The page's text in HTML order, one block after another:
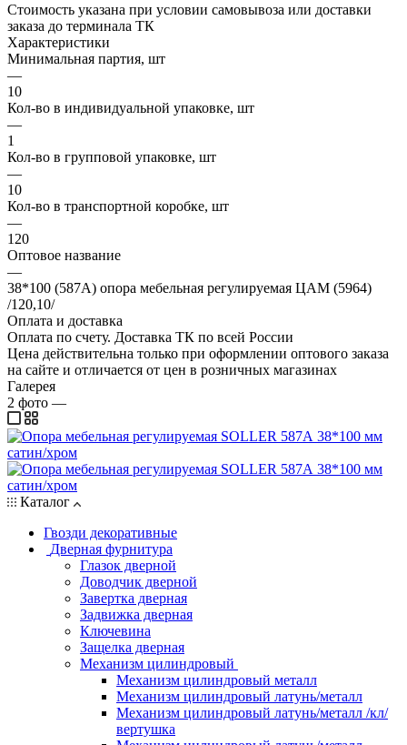
Стоимость указана при условии самовывоза или доставки
заказа до терминала ТК
Характеристики
Минимальная партия, шт
—
10
Кол-во в индивидуальной упаковке, шт
—
1
Кол-во в групповой упаковке, шт
—
10
Кол-во в транспортной коробке, шт
—
120
Оптовое название
—
38*100 (587А) опора мебельная регулируемая ЦАМ (5964)
/120,10/
Оплата и доставка
Оплата по счету. Доставка ТК по всей России
Цена действительна только при оформлении оптового заказа
на сайте и отличается от цен в розничных магазинах
Галерея
2 фото —
Каталог
Гвозди декоративные
Дверная фурнитура
Глазок дверной
Доводчик дверной
Завертка дверная
Задвижка дверная
Ключевина
Защелка дверная
Механизм цилиндровый
Механизм цилиндровый металл
Механизм цилиндровый латунь/металл
Механизм цилиндровый латунь/металл /кл/
вертушка